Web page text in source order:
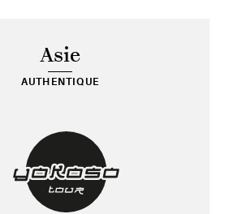
Asie
AUTHENTIQUE